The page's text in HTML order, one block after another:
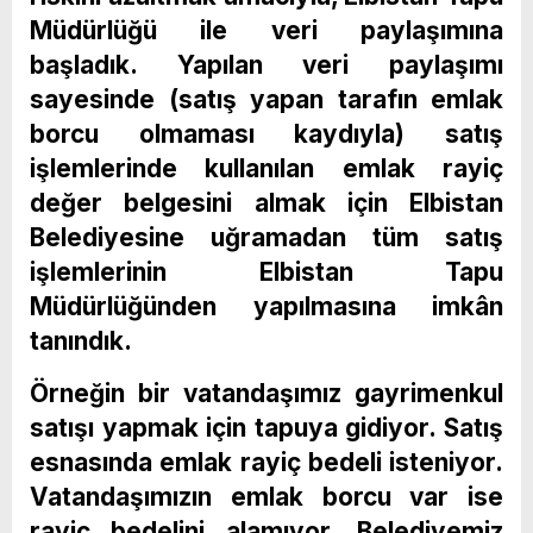
Müdürlüğü ile veri paylaşımına
başladık. Yapılan veri paylaşımı
sayesinde (satış yapan tarafın emlak
borcu olmaması kaydıyla) satış
işlemlerinde kullanılan emlak rayiç
değer belgesini almak için Elbistan
Belediyesine uğramadan tüm satış
işlemlerinin Elbistan Tapu
Müdürlüğünden yapılmasına imkân
tanındık.
Örneğin bir vatandaşımız gayrimenkul
satışı yapmak için tapuya gidiyor. Satış
esnasında emlak rayiç bedeli isteniyor.
Vatandaşımızın emlak borcu var ise